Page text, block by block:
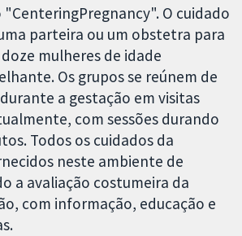
O cuidado
parteira ou um obstetra para
mulheres de idade
Os grupos se reúnem de
a gestação em visitas
com sessões durando
Todos os cuidados da
neste ambiente de
a avaliação costumeira da
com informação, educação e